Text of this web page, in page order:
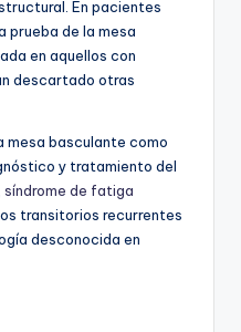
En pacientes
prueba de la mesa
en aquellos con
descartado otras
mesa basculante como
y tratamiento del
síndrome de fatiga
transitorios recurrentes
desconocida en